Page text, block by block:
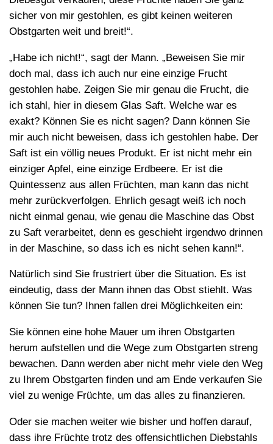
sicher von mir gestohlen, es gibt keinen weiteren
Obstgarten weit und breit!“.
„Habe ich nicht!“, sagt der Mann. „Beweisen Sie mir
doch mal, dass ich auch nur eine einzige Frucht
gestohlen habe. Zeigen Sie mir genau die Frucht, die
ich stahl, hier in diesem Glas Saft. Welche war es
exakt? Können Sie es nicht sagen? Dann können Sie
mir auch nicht beweisen, dass ich gestohlen habe. Der
Saft ist ein völlig neues Produkt. Er ist nicht mehr ein
einziger Apfel, eine einzige Erdbeere. Er ist die
Quintessenz aus allen Früchten, man kann das nicht
mehr zurückverfolgen. Ehrlich gesagt weiß ich noch
nicht einmal genau, wie genau die Maschine das Obst
zu Saft verarbeitet, denn es geschieht irgendwo drinnen
in der Maschine, so dass ich es nicht sehen kann!“.
Natürlich sind Sie frustriert über die Situation. Es ist
eindeutig, dass der Mann ihnen das Obst stiehlt. Was
können Sie tun? Ihnen fallen drei Möglichkeiten ein:
Sie können eine hohe Mauer um ihren Obstgarten
herum aufstellen und die Wege zum Obstgarten streng
bewachen. Dann werden aber nicht mehr viele den Weg
zu Ihrem Obstgarten finden und am Ende verkaufen Sie
viel zu wenige Früchte, um das alles zu finanzieren.
Oder sie machen weiter wie bisher und hoffen darauf,
dass ihre Früchte trotz des offensichtlichen Diebstahls